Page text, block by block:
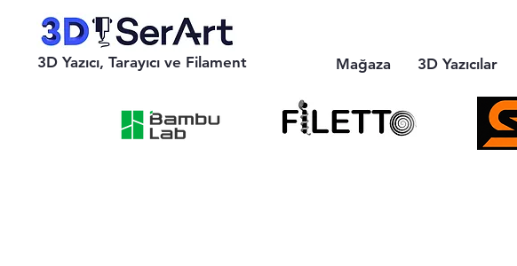
3D Yazıcı, Tarayıcı ve Filament Mağaza 3D Yazıcılar